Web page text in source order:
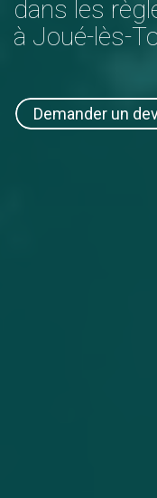
dans les
à Joué-lès-
Demander un